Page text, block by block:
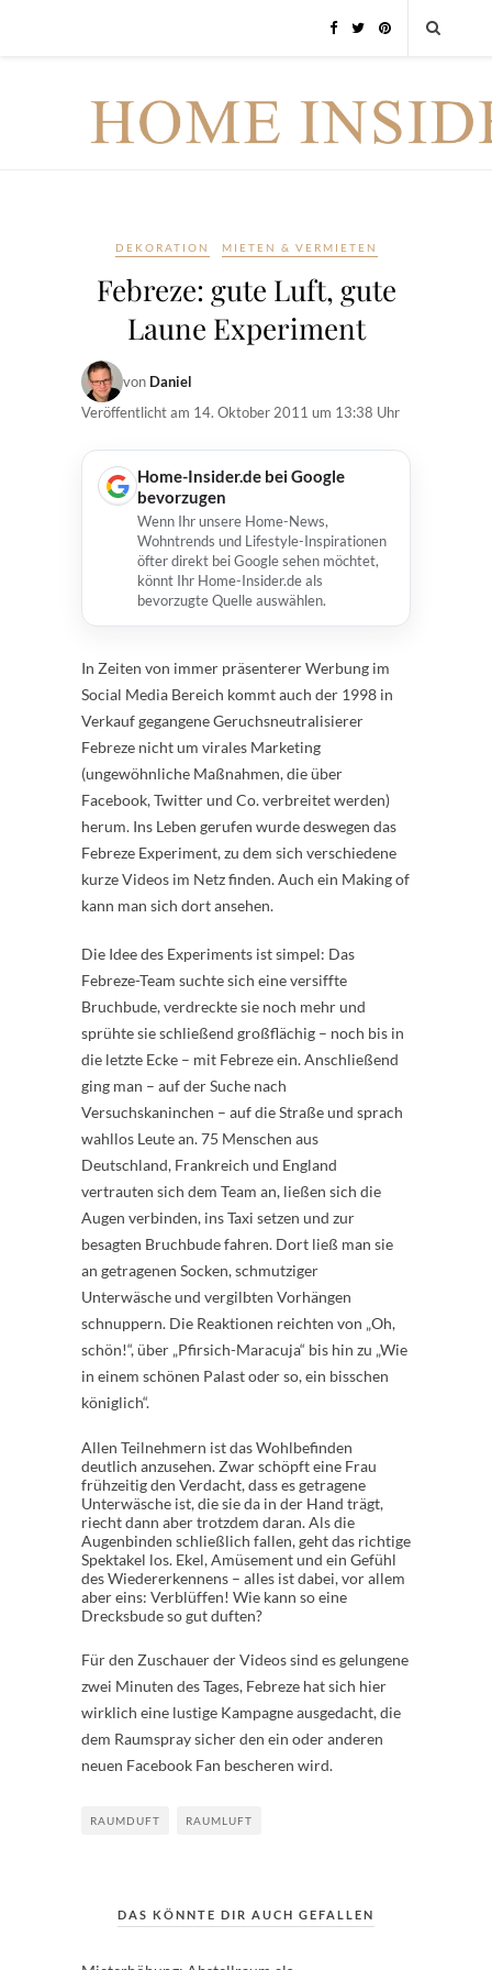
DEKORATION MIETEN & VERMIETEN
Febreze: gute Luft, gute
Laune Experiment
von Daniel
Veröffentlicht am 14. Oktober 2011 um 13:38 Uhr
Home-Insider.de bei Google
bevorzugen
Wenn Ihr unsere Home-News,
Wohntrends und Lifestyle-Inspirationen
öfter direkt bei Google sehen möchtet,
könnt Ihr Home-Insider.de als
bevorzugte Quelle auswählen.
In Zeiten von immer präsenterer Werbung im
Social Media Bereich kommt auch der 1998 in
Verkauf gegangene Geruchsneutralisierer
Febreze nicht um virales Marketing
(ungewöhnliche Maßnahmen, die über
Facebook, Twitter und Co. verbreitet werden)
herum. Ins Leben gerufen wurde deswegen das
Febreze Experiment, zu dem sich verschiedene
kurze Videos im Netz finden. Auch ein Making of
kann man sich dort ansehen.
Die Idee des Experiments ist simpel: Das
Febreze-Team suchte sich eine versiffte
Bruchbude, verdreckte sie noch mehr und
sprühte sie schließend großflächig – noch bis in
die letzte Ecke – mit Febreze ein. Anschließend
ging man – auf der Suche nach
Versuchskaninchen – auf die Straße und sprach
wahllos Leute an. 75 Menschen aus
Deutschland, Frankreich und England
vertrauten sich dem Team an, ließen sich die
Augen verbinden, ins Taxi setzen und zur
besagten Bruchbude fahren. Dort ließ man sie
an getragenen Socken, schmutziger
Unterwäsche und vergilbten Vorhängen
schnuppern. Die Reaktionen reichten von „Oh,
schön!“, über „Pfirsich-Maracuja“ bis hin zu „Wie
in einem schönen Palast oder so, ein bisschen
königlich“.
Allen Teilnehmern ist das Wohlbefinden
deutlich anzusehen. Zwar schöpft eine Frau
frühzeitig den Verdacht, dass es getragene
Unterwäsche ist, die sie da in der Hand trägt,
riecht dann aber trotzdem daran. Als die
Augenbinden schließlich fallen, geht das richtige
Spektakel los. Ekel, Amüsement und ein Gefühl
des Wiedererkennens – alles ist dabei, vor allem
aber eins: Verblüffen! Wie kann so eine
Drecksbude so gut duften?
Für den Zuschauer der Videos sind es gelungene
zwei Minuten des Tages, Febreze hat sich hier
wirklich eine lustige Kampagne ausgedacht, die
dem Raumspray sicher den ein oder anderen
neuen Facebook Fan bescheren wird.
RAUMDUFT RAUMLUFT
DAS KÖNNTE DIR AUCH GEFALLEN